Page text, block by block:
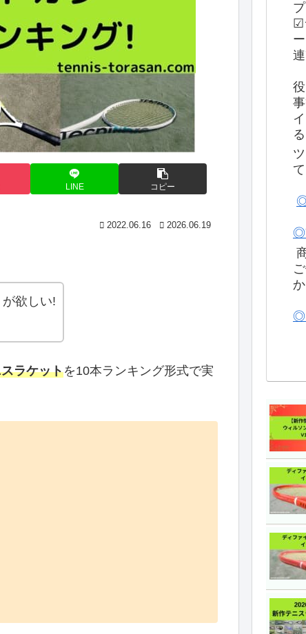
LINE コピー
2022.06.16 2026.06.19
欲しい!
ラケットを10本ランキング形式で実
☑
◎